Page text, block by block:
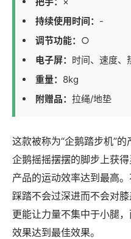
持续使用时间： -
调节功能： ○
电子屏： 时间、速度、
重量： 8kg
附赠品： 拉绳/地垫
这款被称为“企鹅踏步机”
企鹅摇摇摆摆的脚步上获
产品的运动效率达到最高
踩踏不会过深进而不会对
更能让力量不集中于小腿
效果达到最佳效果。